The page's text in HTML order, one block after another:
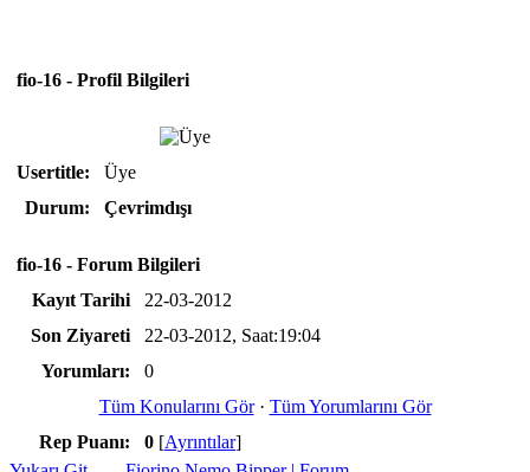
fio-16 - Profil Bilgileri
Usertitle:
Üye
Durum:
Çevrimdışı
fio-16 - Forum Bilgileri
Kayıt Tarihi
22-03-2012
Son Ziyareti
22-03-2012, Saat:19:04
Yorumları:
0
Tüm Konularını Gör· Tüm Yorumlarını Gör
Rep Puanı:
0 [Ayrıntılar]